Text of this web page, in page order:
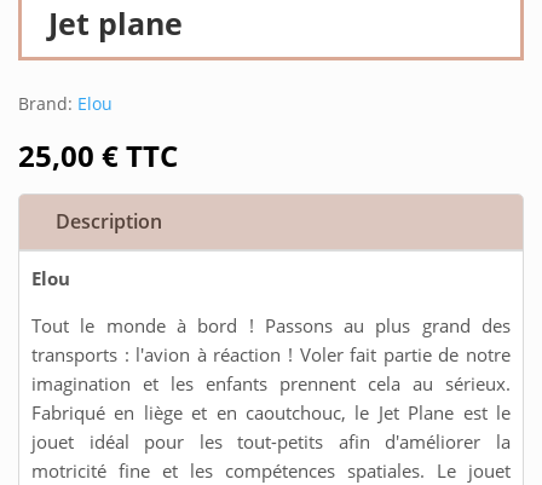
Jet plane
Brand: Elou
25,00 €TTC
Description
Elou
Tout le monde à bord ! Passons au plus grand des
transports : l'avion à réaction ! Voler fait partie de notre
imagination et les enfants prennent cela au sérieux.
Fabriqué en liège et en caoutchouc, le Jet Plane est le
jouet idéal pour les tout-petits afin d'améliorer la
motricité fine et les compétences spatiales. Le jouet